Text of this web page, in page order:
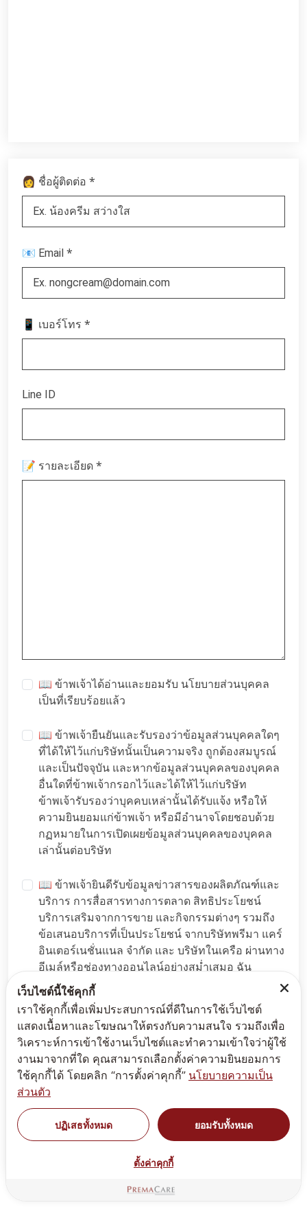
👩 ชื่อผู้ติดต่อ *
📧 Email *
📱 เบอร์โทร *
Line ID
📝 รายละเอียด *
📖 ข้าพเจ้าได้อ่านและยอมรับ นโยบายส่วนบุคคล
เป็นที่เรียบร้อยแล้ว
📖 ข้าพเจ้ายืนยันและรับรองว่าข้อมูลส่วนบุคคลใดๆ
ที่ได้ให้ไว้แก่บริษัทนั้นเป็นความจริง ถูกต้องสมบูรณ์
และเป็นปัจจุบัน และหากข้อมูลส่วนบุคคลของบุคคล
อื่นใดที่ข้าพเจ้ากรอกไว้และได้ให้ไว้แก่บริษัท
ข้าพเจ้ารับรองว่าบุคคบเหล่านั้นได้รับแจ้ง หรือให้
ความยินยอมแก่ข้าพเจ้า หรือมีอำนาจโดยชอบด้วย
กฏหมายในการเปิดเผยข้อมูลส่วนบุคคลของบุคคล
เล่านั้นต่อบริษัท
📖 ข้าพเจ้ายินดีรับข้อมูลข่าวสารของผลิตภัณฑ์และ
บริการ การสื่อสารทางการตลาด สิทธิประโยชน์
บริการเสริมจากการขาย และกิจกรรมต่างๆ รวมถึง
ข้อเสนอบริการที่เป็นประโยชน์ จากบริษัทพรีมา แคร์
อินเตอร์เนชั่นแนล จำกัด และ บริษัทในเครือ ผ่านทาง
อีเมล์หรือช่องทางออนไลน์อย่างสม่ำเสมอ ฉัน
สามารถถอนคำยินยอมนี้ได้ตลอดเวลาโดยมีผลบังคับ
ใช้ในอนาคต ข้อมูลเพิ่มเติมได้ที่
นโยบายส่วนบุคคล
🔒 กรุณาพิมพ์หมายเลข 90
ส่งข้อมูล
เว็บไซต์นี้ใช้คุกกี้
เราใช้คุกกี้เพื่อเพิ่มประสบการณ์ที่ดีในการใช้เว็บไซต์
แสดงเนื้อหาและโฆษณาให้ตรงกับความสนใจ รวมถึงเพื่อ
วิเคราะห์การเข้าใช้งานเว็บไซต์และทำความเข้าใจว่าผู้ใช้
งานมาจากที่ใด คุณสามารถเลือกตั้งค่าความยินยอมการ
ใช้คุกกี้ได้ โดยคลิก “การตั้งค่าคุกกี้” นโยบายความเป็น
ส่วนตัว
ปฏิเสธทั้งหมด ยอมรับทั้งหมด
ตั้งค่าคุกกี้